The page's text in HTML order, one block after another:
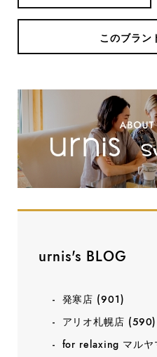
このブラン
urnis's BLOG
発寒店 (901)
アリオ札幌店 (590)
for relaxing マルヤ